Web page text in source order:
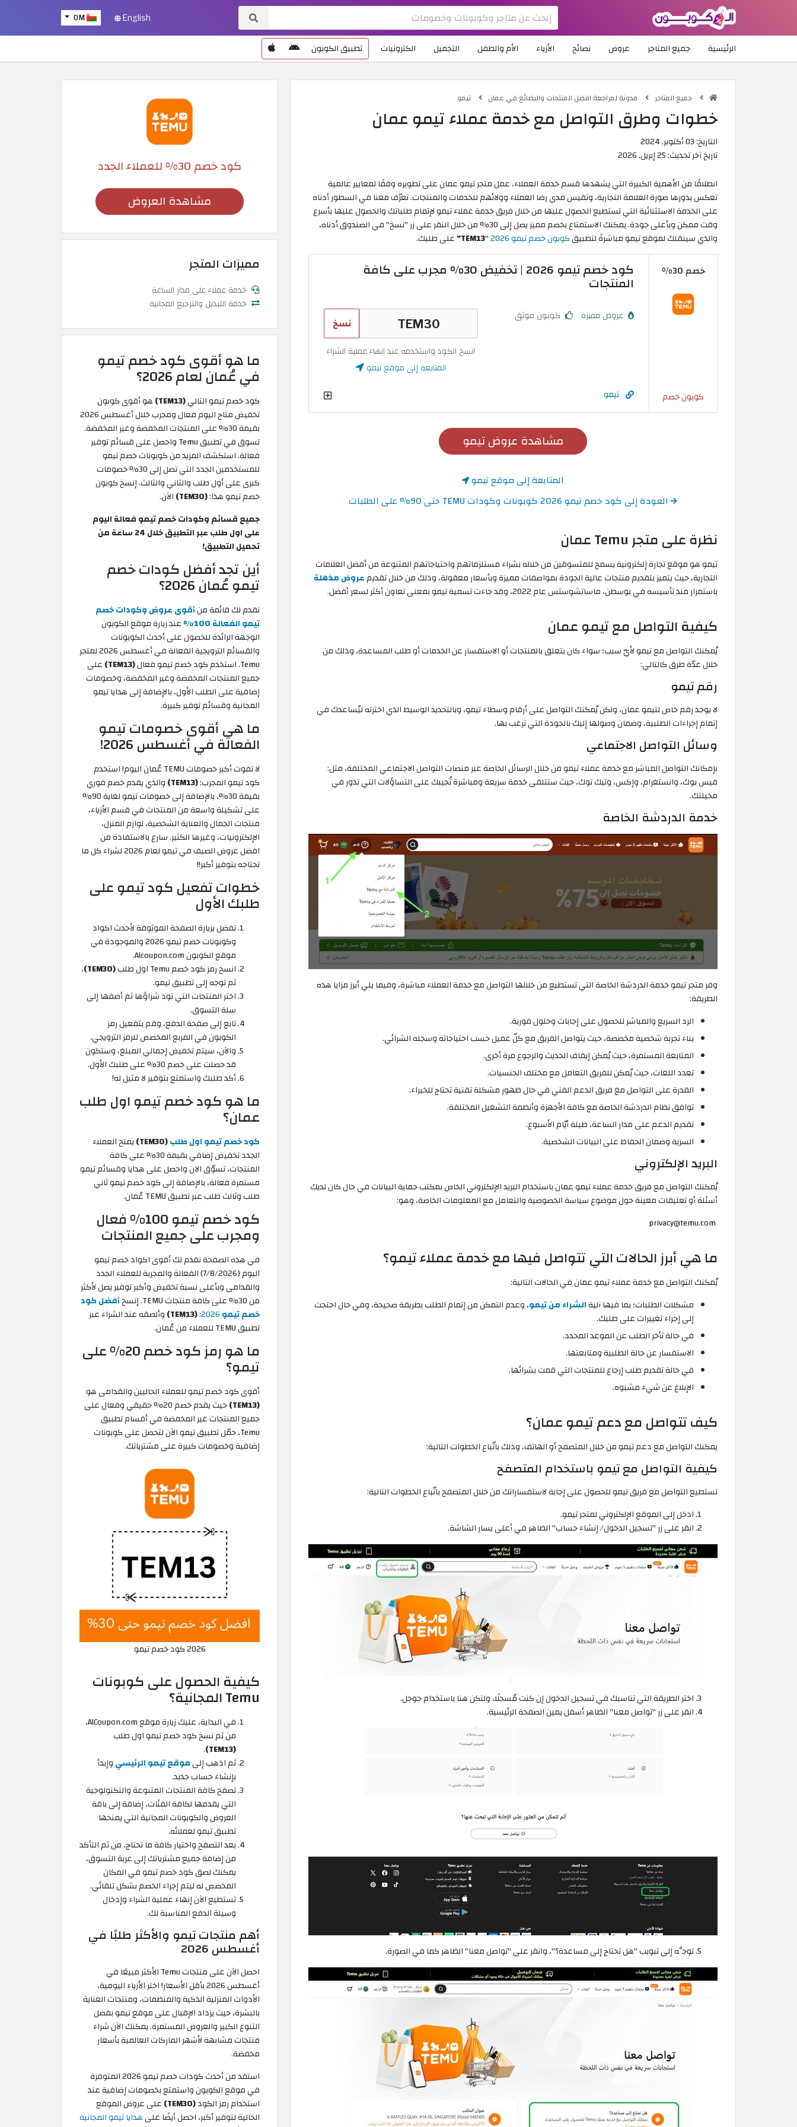
OM English
الرئيسية جميع المتاجر عروض نصائح الأزياء الأم والطفل التجميل الكترونيات تطبيق الكوبون
جميع المتاجر مدونة لمراجعة افضل المنتجات والبضائع في عمان تيمو
خطوات وطرق التواصل مع خدمة عملاء تيمو عمان
التاريخ:03 أكتوبر, 2024
تاريخ آخر تحديث:25 إبريل, 2026
انطلاقًا من الأهمية الكبيرة التي يشهدها قسم خدمة العملاء، عمل متجر تيمو عمان على تطويره وفقًا لمعايير عالمية
تعكس بدورها صورة العلامة التجارية، وتقيس مدى رضا العملاء وولائهم للخدمات والمنتجات. تعرّف معنا في السطور أدناه
على الخدمة الاستثنائية التي تستطيع الحصول عليها من خلال فريق خدمة عملاء تيمو لإتمام طلباتك والحصول عليها بأسرع
وقت ممكن وبأعلى جودة. يمكنك الاستمتاع بخصم مميز يصل إلى 30% من خلال النقر على زر "نسخ" في الصندوق أدناه،
والذي سينقلك لموقع تيمو مباشرةً لتطبيقكوبون خصم تيمو 2026 "
TEM13" على طلبك.
خصم 30%
كوبون خصم
كود خصم تيمو 2026 | تخفيض 30% مجرب على كافة
المنتجات
عروض مميزة كوبون موثق نسخ
انسخ الكود واستخدمه عند انهاء عملية الشراء
المتابعة إلى موقع تيمو
تيمو
مشاهدة عروض تيمو
المتابعة إلى موقع تيمو
العودة إلى كود خصم تيمو 2026 كوبونات وكودات TEMU حتى 90% على الطلبات
نظرة على متجر Temu عمان
تيمو هو موقع تجارة إلكترونية يسمح للمتسوقين من خلاله بشراء مستلزماتهم واحتياجاتهم المتنوعة من أفضل العلامات
التجارية، حيث يتميز بتقديم منتجات عالية الجودة بمواصفات مميزة وبأسعار معقولة، وذلك من خلال تقديمعروض مذهلة
باستمرار منذ تأسيسه في بوسطن، ماساتشوستس عام 2022، وقد جاءت تسمية تيمو بمعنى تعاون أكثر لسعر أفضل.
كيفية التواصل مع تيمو عمان
يُمكنك التواصل مع تيمو لأيّ سبب؛ سواء كان يتعلق بالمنتجات أو الاستفسار عن الخدمات أو طلب المساعدة، وذلك من
خلال عدّة طرق كالتالي:
رقم تيمو
لا يوجد رقم خاص لتيمو عمان، ولكن يُمكنك التواصل على أرقام وسطاء تيمو، وبالتحديد الوسيط الذي اخترته ليُساعدك في
إتمام إجراءات الطلبية، وضمان وصولها إليك بالجودة التي ترغب بها.
وسائل التواصل الاجتماعي
بإمكانك التواصل المباشر مع خدمة عملاء تيمو من خلال الرسائل الخاصة عبر منصات التواصل الاجتماعي المختلفة، مثل:
فيس بوك، وانستغرام، وإكس، وتيك توك، حيث ستتلقى خدمة سريعة ومباشرة تُجيبك على التساؤلات التي تدور في
مخيلتك.
خدمة الدردشة الخاصة
وفر متجر تيمو خدمة الدردشة الخاصة التي تستطيع من خلالها التواصل مع خدمة العملاء مباشرة، وفيما يلي أبرز مزايا هذه
الطريقة:
الرد السريع والمباشر للحصول على إجابات وحلول فورية.
بناء تجربة شخصية مخصصة، حيث يتواصل الفريق مع كلّ عميل حسب احتياجاته وسجله الشرائي.
المتابعة المستمرة، حيث يُمكن إيقاف الحديث والرجوع مرة أخرى.
تعدد اللغات، حيث يُمكن للفريق التعامل مع مختلف الجنسيات.
القدرة على التواصل مغ فريق الدعم الفني في حال ظهور مشكلة تقنية تحتاج للخبراء.
توافق نظام الدردشة الخاصة مع كافة الأجهزة وأنظمة التشغيل المختلفة.
تقديم الدعم على مدار الساعة، طيلة أيّام الأسبوع.
السرية وضمان الحفاظ على البيانات الشخصية.
البريد الإلكتروني
يُمكنك التواصل مع فريق خدمة عملاء تيمو عمان باستخدام البريد الإلكتروني الخاص بمكتب حماية البيانات في حال كان لديك
أسئلة أو تعليقات معينة حول موضوع سياسة الخصوصية والتعامل مع المعلومات الخاصة، وهو:
ما هي أبرز الحالات التي تتواصل فيها مع خدمة عملاء تيمو؟
يُمكنك التواصل مع خدمة عملاء تيمو عمان في الحالات التالية:
مشكلات الطلبات؛ بما فيها آليةالشراء من تيمو، وعدم التمكن من إتمام الطلب بطريقة صحيحة، وفي حال احتجت
إلى إجراء تغييرات على طلبك.
في حالة تأخر الطلب عن الموعد المحدد.
الاستفسار عن حالة الطلبية ومتابعتها.
في حالة تقديم طلب إرجاع للمنتجات التي قمت بشرائها.
الإبلاغ عن شيء مشبوه.
كيف تتواصل مع دعم تيمو عمان؟
يمكنك التواصل مع دعم تيمو من خلال المتصفح أو الهاتف، وذلك باتّباع الخطوات التالية:
كيفية التواصل مع تيمو باستخدام المتصفح
تستطيع التواصل مع فريق تيمو للحصول على إجابة لاستفساراتك من خلال المتصفح باتّباع الخطوات التالية:
ادخل إلى الموقع الإلكتروني لمتجر تيمو.
انقر على زر "تسجيل الدخول/ إنشاء حساب" الظاهر في أعلى يسار الشاشة.
اختر الطريقة التي تناسبك في تسجيل الدخول إن كنت مُسجلًا، ولتكن هنا باستخدام جوجل.
انقر على زر "تواصل معنا" الظاهر أسفل يمين الصفحة الرئيسية.
توجَّه إلى تبويب "هل تحتاج إلى مساعدة؟"، وانقر على "تواصل معنا" الظاهر كما في الصورة.
كود خصم 30% للعملاء الجدد
مشاهدة العروض
مميزات المتجر
خدمة عملاء على مدار الساعة
خدمة التبديل والترجيع المجانية
ما هو أقوى كود خصم تيمو
في عُمان لعام 2026؟
كود خصم تيمو التالي(TEM13)
هو أقوى كوبون
تخفيض متاح اليوم فعال ومجرب خلال أغسطس 2026
بقيمة 30% على المنتجات المخفضة وغير المخفضة.
تسوق في تطبيق Temu واحصل على قسائم توفير
فعالة. استكشف المزيد من كوبونات خصم تيمو
للمستخدمين الجدد التي تصل إلى 30% خصومات
كبرى على أول طلب والثاني والثالث. إنسخ كوبون
خصم تيمو هذا:(TEM30)
الآن.
جميع قسائم وكودات خصم تيمو فعالة اليوم
على اول طلب عبر التطبيق خلال 24 ساعة من
تحميل التطبيق!
أين تجد أفضل كودات خصم
تيمو عُمان 2026؟
نقدم لك قائمة منأقوى عروض وكودات خصم
تيمو الفعالة 100%
عند زيارة موقع الكوبون
الوجهة الرائدة للحصول على أحدث الكوبونات
والقسائم الترويجية الفعالة في أغسطس 2026 لمتجر
Temu. استخدم كود خصم تيمو فعال
(TEM13)
على
جميع المنتجات المخفضة وغير المخفضة، وخصومات
إضافية على الطلب الأول، بالإضافة إلى هدايا تيمو
المجانية وقسائم توفير كبيرة.
ما هي أقوى خصومات تيمو
الفعالة في أغسطس 2026!
لا تفوت أكبر خصومات TEMU عُمان اليوم! استخدم
كود تيمو المجرب:(TEM13)
والذي يقدم خصم فوري
بقيمة 30%، بالإضافة إلى خصومات تيمو لغاية 90%
على تشكيلة واسعة من المنتجات في قسم الأزياء،
منتجات الجمال والعناية الشخصية، لوازم المنزل،
الإلكترونيات، وغيرها الكثير. سارع بالاستفادة من
افضل عروض الصيف في تيمو لعام 2026 لشراء كل ما
تحتاجه بتوفير أكبر!!
خطوات تفعيل كود تيمو على
طلبك الأول
تفضل بزيارة الصفحة الموثوقة لأحدث اكواد
وكوبونات خصم تيمو 2026 والموجودة في
موقع الكوبون Alcoupon.com.
انسخ رمز كود خصم Temu اول طلب
(TEM30)
،
ثم توجه إلى تطبيق تيمو.
اختر المنتجات التي تود شراؤها ثم أضفها إلى
سلة التسوق.
تابع إلى صفحة الدفع، وقم بتفعيل رمز
الكوبون في المربع المخصص للرمز الترويجي.
والآن، سيتم تخفيض إجمالي المبلغ، وستكون
قد حصلت على خصم 30% على طلبك الأول.
أكد طلبك واستمتع بتوفير لا مثيل له!
ما هو كود خصم تيمو اول طلب
عمان؟
كود خصم تيمو اول طلب(TEM30)
يمنح العملاء
الجدد تخفيض إضافي بقيمة 30% على كافة
المنتجات، تسوّق الان واحصل على هدايا وقسائم تيمو
مستمرة فعالة، بالإضافة إلى كود خصم تيمو ثاني
طلب وثالث طلب عبر تطبيق TEMU عُمان.
كود خصم تيمو 100% فعال
ومجرب على جميع المنتجات
في هذه الصفحة نقدم لك أقوى اكواد خصم تيمو
اليوم (7/8/2026) الفعالة والمجربة للعملاء الجدد
والقدامى وبأعلى نسبة تخفيض وأكبر توفير يصل لأكثر
من 30% على كافة منتجات TEMU. إنسخ
أفضل كود
خصم تيمو
:
(TEM13)
وألصقه عند الشراء عبر
تطبيق TEMU للعملاء من عُمان.
ما هو رمز كود خصم 20% على
تيمو؟
أقوى كود خصم تيمو للعملاء الحاليين والقدامى هو
(TEM13)
حيث يقدم خصم 20% حقيقي وفعال على
جميع المنتجات غير المخفضة في أقسام تطبيق
Temu، حمّل تطبيق تيمو الآن لتحصل على كوبونات
إضافية وخصومات كبيرة على مشترياتك.
2026 كود خصم تيمو
كيفية الحصول على كوبونات
Temu المجانية؟
في البداية، عليك زيارة موقع AlCoupon.com،
من ثم نسخ كود خصم تيمو اول طلب
(TEM13)
.
ثم اذهب إلىموقع تيمو الرئيسي وإبدأ
بإنشاء حساب جديد.
تصفح كافة المنتجات المتنوعة والتكنولوجية
التي يقدمها لكافة الفئات، إضافة إلى باقة
العروض والكوبونات المجانية التي يمنحها
تطبيق تيمو لعملائه.
بعد التصفح واختيار كافة ما تحتاج، من ثم التأكد
من إضافة جميع مشترياتك إلى عربة التسوق،
يمكنك لصق كود خصم تيمو في المكان
المخصص له ليتم إجراء الخصم بشكل تلقائي.
تستطيع الآن إنهاء عملية الشراء وإدخال
وسيلة الدفع المناسبة لك.
أهم منتجات تيمو والأكثر طلبًا في
أغسطس 2026
احصل الآن على منتجات Temu الأكثر مبيعًا في
أغسطس 2026 بأقل الأسعار! اختر الأزياء اليومية،
الأدوات المنزلية الذكية والمنظمات، ومنتجات العناية
بالبشرة، حيث يزداد الإقبال على موقع تيمو بفضل
التنوع الكبير والعروض المستمرة. يمكنك الآن شراء
منتجات مشابهة لأشهر الماركات العالمية بأسعار
مخفضة.
استفد من أحدث كودات خصم تيمو 2026 المتوفرة
في موقع الكوبون واستمتع بخصومات إضافية عند
استخدام رمز الكود(TEM30)
على عروض الموقع
الحالية لتوفير أكبر، احصل أيضًا علىهدايا تيمو المجانية